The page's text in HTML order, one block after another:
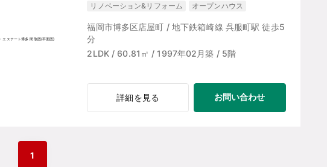
リノベーション&リフォーム オープンハウス
福岡市博多区店屋町 / 地下鉄箱崎線 呉服町駅 徒歩5
分
2LDK / 60.81㎡ / 1997年02月築 / 5階
詳細を見る お問い合わせ
1